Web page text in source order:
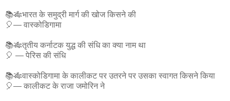
📚🎋भारत के समुद्री मार्ग की खोज किसने की
🎈— वास्कोडिगामा
📚🎋तृतीय कर्नाटक युद्ध की संधि का क्या नाम था
🎈 — पेरिस की संधि
📚🎋वास्कोडिगामा के कालीकट पर उतरने पर उसका स्वागत किसने किया
🎈— कालीकट के राजा जमोरिन ने